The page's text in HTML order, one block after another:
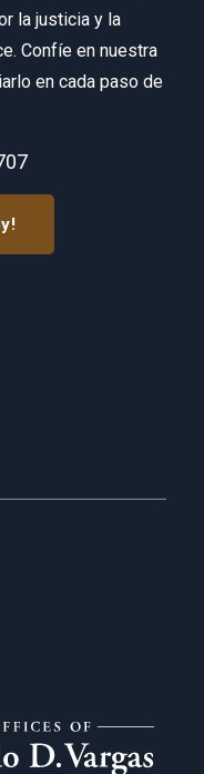
la justicia y la
Confíe en nuestra
en cada paso de